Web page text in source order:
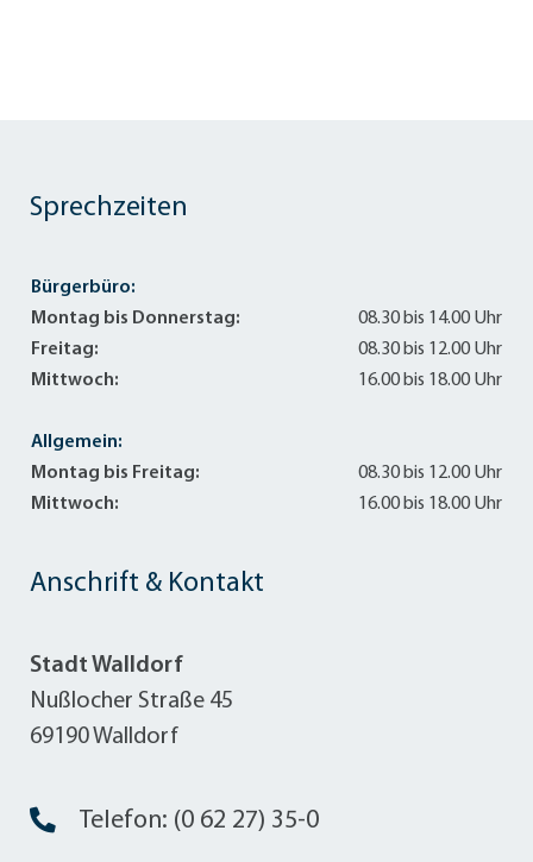
Anschrift & Kontakt
Stadt Walldorf
Nußlocher Straße 45
69190 Walldorf
Telefon: (0 62 27) 35-0
Sprechzeiten
Bürgerbüro:
Montag bis Donnerstag:
08.30 bis 14.00 Uhr
Freitag:
08.30 bis 12.00 Uhr
Mittwoch:
16.00 bis 18.00 Uhr
Allgemein:
Montag bis Freitag:
08.30 bis 12.00 Uhr
Mittwoch:
16.00 bis 18.00 Uhr